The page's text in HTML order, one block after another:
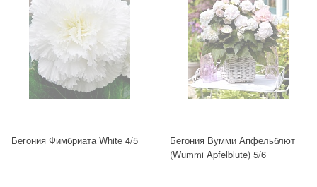
Бегония Фимбриата White 4/5
Бегония Вумми Апфельблют
(Wummi Apfelblute) 5/6